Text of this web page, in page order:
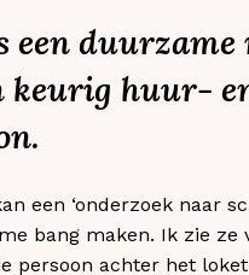
een
keurig huur-
een ‘onderzoek naar
bang maken. Ik zie
persoon achter het